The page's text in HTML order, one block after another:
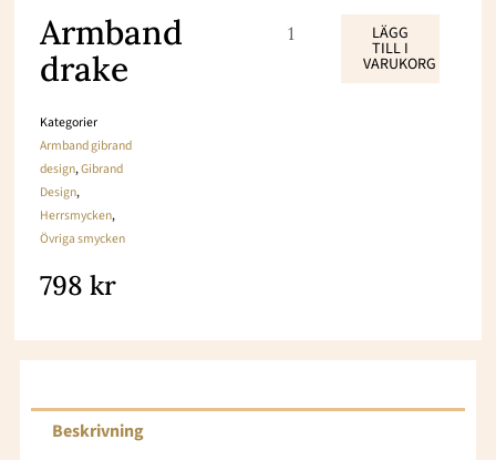
Armband
drake
Kategorier
Armband gibrand
design,Gibrand
Design,
Herrsmycken,
Övriga smycken
798kr
Armband
LÄGG
TILL I
VARUKORG
Beskrivning